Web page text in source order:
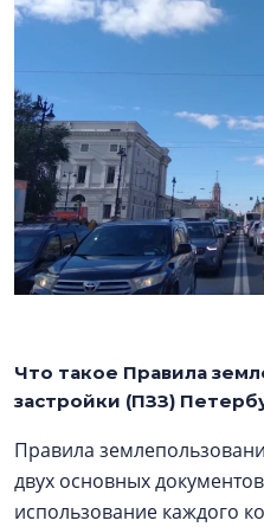
Что такое Правила
застройки (ПЗЗ)
Правила
двух основных
использование каждого